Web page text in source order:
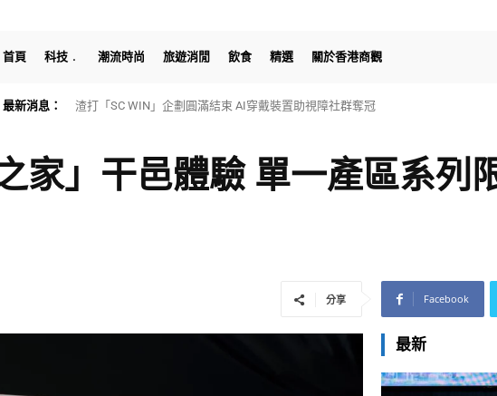
首頁 科技 潮流時尚 旅遊消閒 飲食 精選 關於香港商觀
最新消息： 渣打「SC WIN」企劃圓滿結束 AI穿戴裝置助視障社群奪冠
HTX Research發佈最新穩定幣研報：探討穩定幣重構全球支付體系的深遠影響
家」干邑體驗 單一產區系列
分享 Facebook
最新